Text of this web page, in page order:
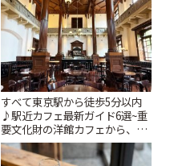
すべて東京駅から徒歩5分以内
♪駅近カフェ最新ガイド6選~重
要文化財の洋館カフェから、改
札すぐのレトロ喫茶まで~ | こと
りっぷ